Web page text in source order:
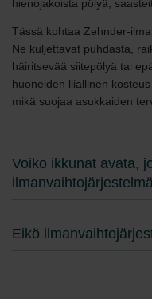
hienojakoista pölyä,
Tässä kohtaa Zehnder-
Ne kuljettavat puhdasta,
häiritsevää siitepölyä tai
huoneiden liiallinen
mikä suojaa asukkaiden
Voiko ikkunat avata,
Eikö